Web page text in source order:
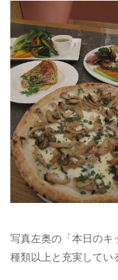
写真左奥の「本日の
種類以上と充実してい